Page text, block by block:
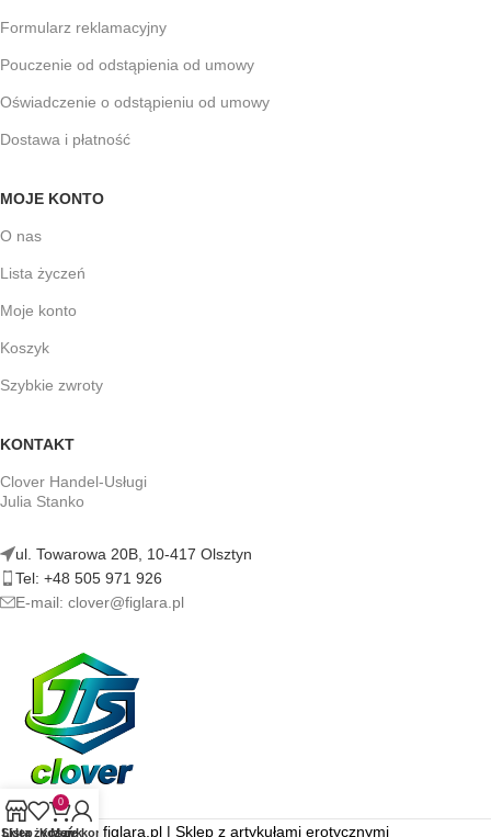
Formularz reklamacyjny
Pouczenie od odstąpienia od umowy
Oświadczenie o odstąpieniu od umowy
Dostawa i płatność
MOJE KONTO
O nas
Lista życzeń
Moje konto
Koszyk
Szybkie zwroty
KONTAKT
Clover Handel-Usługi
Julia Stanko
ul. Towarowa 20B, 10-417 Olsztyn
Tel: +48 505 971 926
E-mail: clover@figlara.pl
figlara.pl | Sklep z artykułami erotycznymi
Sklep
Lista życzeń
0
Koszyk
Moje konto